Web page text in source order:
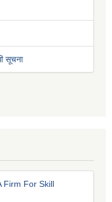
सूचना
Firm For Skill